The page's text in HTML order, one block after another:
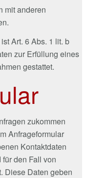
mit anderen
Art. 6 Abs. 1 lit. b
zur Erfüllung eines
gestattet.
zukommen
Anfrageformular
Kontaktdaten
den Fall von
Diese Daten geben